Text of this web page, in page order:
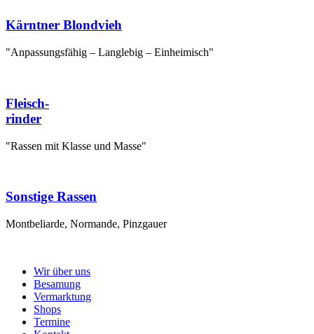
Kärntner Blondvieh
"Anpassungsfähig – Langlebig – Einheimisch"
Fleisch-
rinder
"Rassen mit Klasse und Masse"
Sonstige Rassen
Montbeliarde, Normande, Pinzgauer
Wir über uns
Besamung
Vermarktung
Shops
Termine